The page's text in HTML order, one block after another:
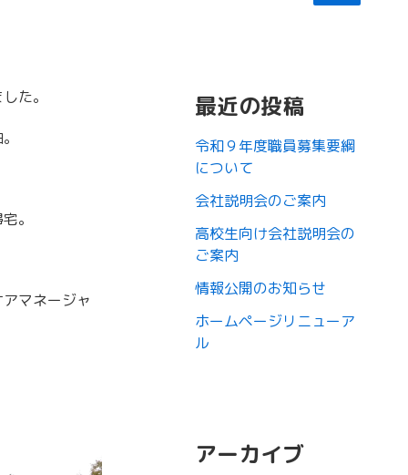
た。
。
マネージャ
最近の投稿
令和９年度職員募集要綱
について
会社説明会のご案内
高校生向け会社説明会の
ご案内
情報公開のお知らせ
ホームページリニューア
ル
アーカイブ